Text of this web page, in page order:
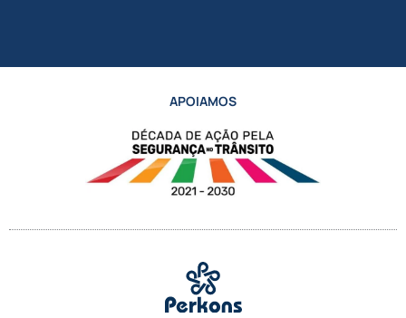
APOIAMOS